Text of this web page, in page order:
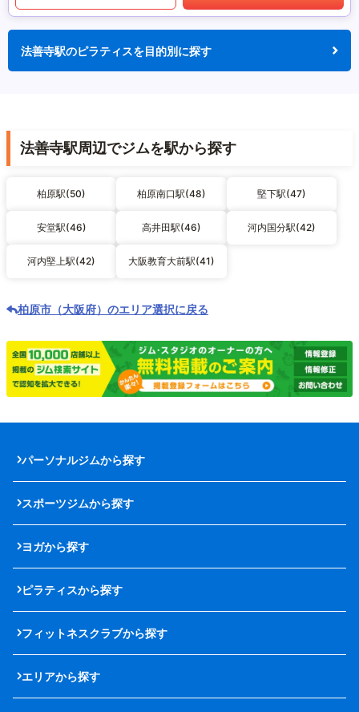
法善寺駅のピラティスを目的別に探す
法善寺駅周辺でジムを駅から探す
柏原駅(50) 柏原南口駅(48) 堅下駅(47)
安堂駅(46) 高井田駅(46) 河内国分駅(42)
河内堅上駅(42) 大阪教育大前駅(41)
柏原市（大阪府）のエリア選択に戻る
パーソナルジムから探す
スポーツジムから探す
ヨガから探す
ピラティスから探す
フィットネスクラブから探す
エリアから探す